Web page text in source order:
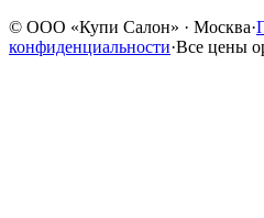
© ООО «Купи Салон» · Москва·
конфиденциальности·Все цены